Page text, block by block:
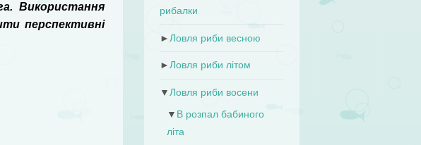
Використання
перспективні
рибалки
► Ловля риби весною
►Ловля риби літом
▼ Ловля риби восени
▼ В розпал бабиного
літа